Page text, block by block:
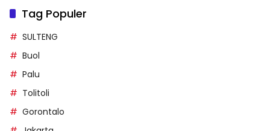
Tag Populer
SULTENG
Buol
Palu
Tolitoli
Gorontalo